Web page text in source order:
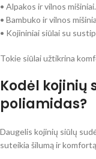
• Alpakos ir vilnos mišiniai.
• Bambuko ir vilnos
• Kojininiai siūlai su
Tokie siūlai užtikrina
Kodėl kojinių
poliamidas?
Daugelis kojinių siūlų
suteikia šilumą ir